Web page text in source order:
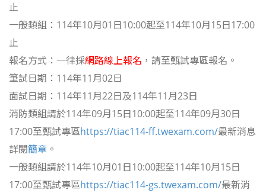
止
一般類組： 114年10月01日10:00起至114年10月15日17:00
止
報名方式：一律採網路線上報名 ，請至甄試專區報名。
筆試日期：114年11月02日
面試日期：114年11月22日及114年11月23日
消防類組請於114年09月15日10:00起至114年09月30日
17:00至甄試專區https://tiac114-ff.twexam.com/最新消息
詳閱簡章 。
一般類組請於114年10月01日10:00起至114年10月15日
17:00至甄試專區https://tiac114-gs.twexam.com/最新消